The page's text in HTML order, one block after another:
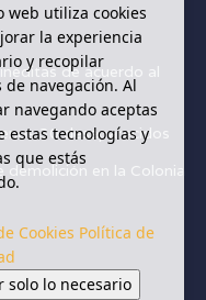
de acuerdo al
30 desaparecidos
demolición en la Colonia
web utiliza cookies
la experiencia
y recopilar
de navegación. Al
navegando aceptas
estas tecnologías y
que estás
Cookies Política de
solo lo necesario